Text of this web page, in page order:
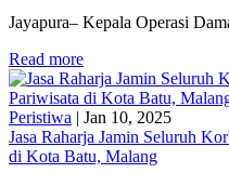
Jayapura– Kepala Operasi
Read more
Peristiwa | Jan 10, 2025
Jasa Raharja Jamin Seluruh
di Kota Batu, Malang